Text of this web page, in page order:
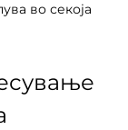
во секоја